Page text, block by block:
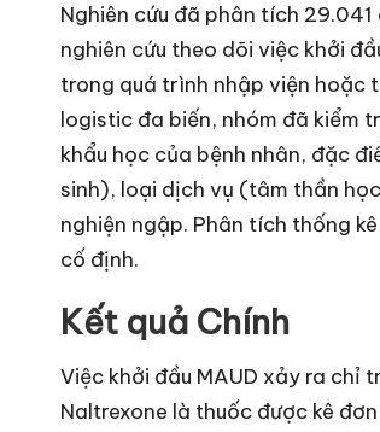
Nghiên cứu đã phân tích
nghiên cứu theo dõi việc khởi
trong quá trình nhập viện hoặc
logistic đa biến, nhóm đã kiểm
khẩu học của bệnh nhân, đặc
sinh), loại dịch vụ (tâm thần
nghiện ngập. Phân tích thống
cố định.
Kết quả Chính
Việc khởi đầu MAUD xảy ra chỉ
Naltrexone là thuốc được kê